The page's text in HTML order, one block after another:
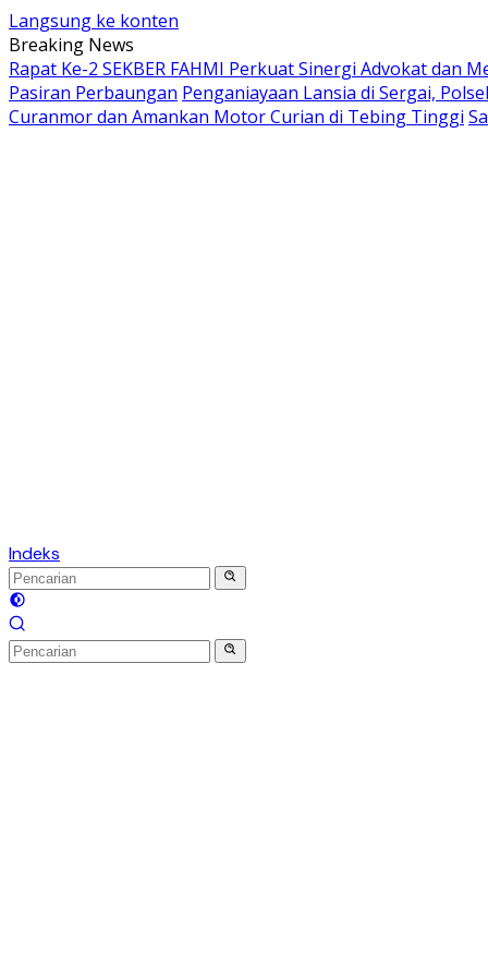
Langsung ke konten
Breaking News
Rapat Ke-2 SEKBER FAHMI Perkuat Sinergi Advokat dan
Pasiran Perbaungan Penganiayaan Lansia di Sergai,
Curanmor dan Amankan Motor Curian di Tebing Tinggi
Indeks